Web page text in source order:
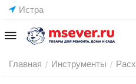
Истра
Главная / Инструменты /